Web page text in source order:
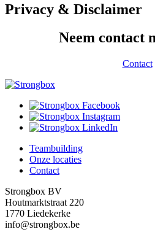
Privacy & Disclaimer
Neem contact
Contact
Footer-
menu
Teambuilding
Onze locaties
Contact
Strongbox BV
Houtmarktstraat 220
1770 Liedekerke
info@strongbox.be